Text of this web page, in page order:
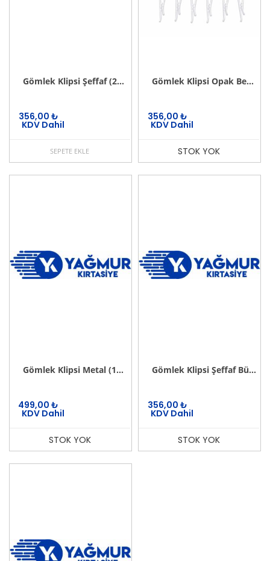
Gömlek Klipsi Şeffaf (2000 li)
356,00 ₺
KDV Dahil
SEPETE EKLE
Gömlek Klipsi Opak Beyaz (1000 li)
356,00 ₺
KDV Dahil
STOK YOK
Gömlek Klipsi Metal (1000 Li)
499,00 ₺
KDV Dahil
STOK YOK
Gömlek Klipsi Şeffaf Büyük 50 mm (1000 li)
356,00 ₺
KDV Dahil
STOK YOK